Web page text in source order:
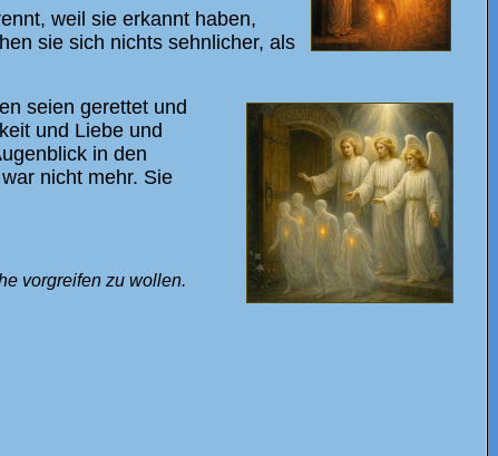
weil sie erkannt haben,
sie sich nichts sehnlicher, als
seien gerettet und
und Liebe und
in den
nicht mehr. Sie
vorgreifen zu wollen.